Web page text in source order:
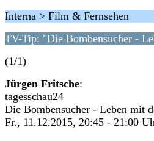
Interna > Film & Fernsehen
TV-Tip: "Die Bombensucher -
(1/1)
Jürgen Fritsche:
tagesschau24
Die Bombensucher - Leben mit
Fr., 11.12.2015, 20:45 - 21:00